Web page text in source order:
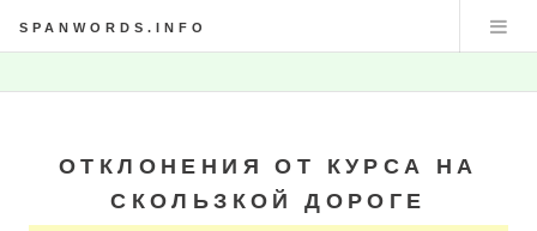
SPANWORDS.INFO
ОТКЛОНЕНИЯ ОТ КУРСА НА
СКОЛЬЗКОЙ ДОРОГЕ